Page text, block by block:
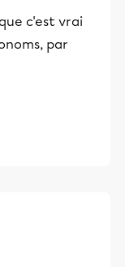
c'est vrai
par